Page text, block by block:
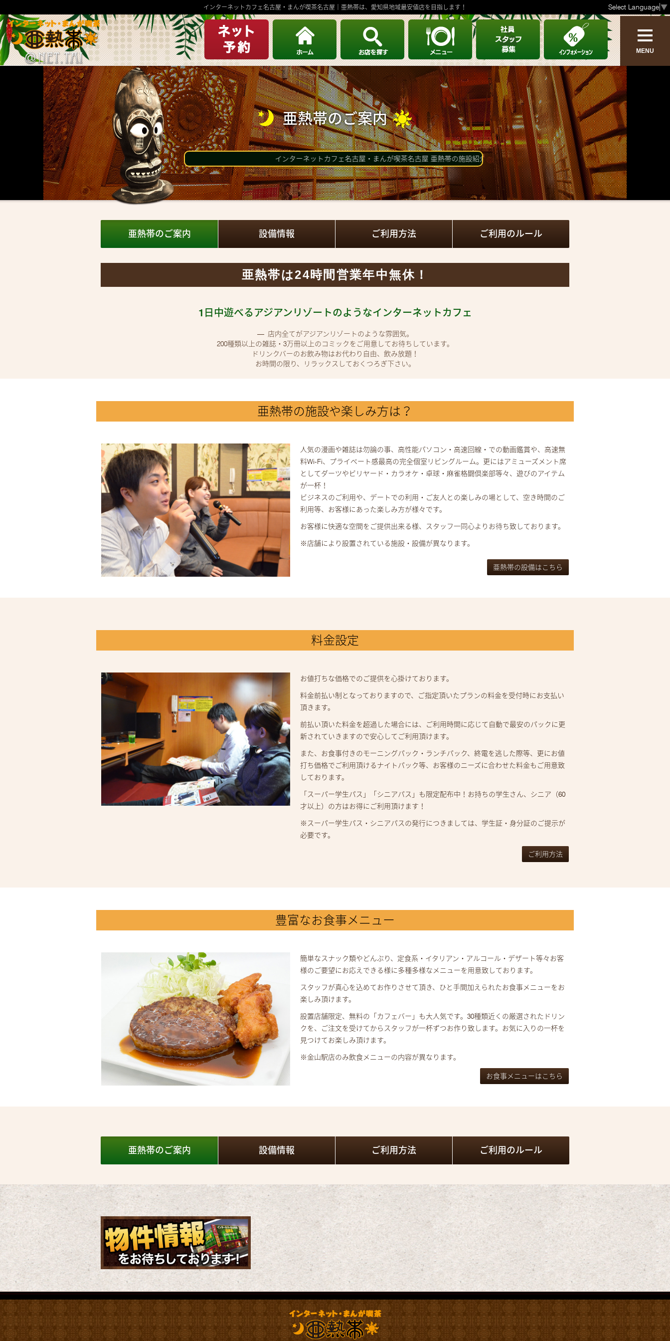
Select Language▼
インターネットカフェ名古屋・まんが喫茶名古屋｜亜熱帯は、愛知県地域最安値店を目指します！
MENU
INFORMATION
社員・アルバイト募集
お知らせ
MENU
モーニング・ランチメニュ
ー
グランドメニュー
ゲームリスト
STORE - AREA LIST
名古屋駅・伏見 栄・大須・金山
千種区 中川区・中村区
熱田区・南区・瑞穂区
守山区・名東区・天白区・
緑区
愛知 北・愛知 東 愛知 西・愛知 南
ABOUT
亜熱帯のご案内
設備情報
ご利用方法
ご利用のルール
OTHERS
オトクなクーポン
リクルート
物件情報募集
CM紹介
リンク
亜熱帯のご案内
インターネットカフェ名古屋・まんが喫茶名古屋 亜熱帯の施設紹介はこちらから。店内全てがアジアンリゾートのような雰囲気。お
亜熱帯のご案内 設備情報 ご利用方法 ご利用のルール
亜熱帯は24時間営業年中無休！
1日中遊べるアジアンリゾートのようなインターネットカフェ
店内全てがアジアンリゾートのような雰囲気。
200種類以上の雑誌・3万冊以上のコミックをご用意してお待ちしています。
ドリンクバーのお飲み物はお代わり自由、飲み放題！
お時間の限り、リラックスしておくつろぎ下さい。
亜熱帯の施設や楽しみ方は？
人気の漫画や雑誌は勿論の事、高性能パソコン・高速回線・での動画鑑賞や、高速無
料Wi-Fi、プライベート感最高の完全個室リビングルーム。更にはアミューズメント席
としてダーツやビリヤード・カラオケ・卓球・麻雀格闘倶楽部等々、遊びのアイテム
が一杯！
ビジネスのご利用や、デートでの利用・ご友人との楽しみの場として、空き時間のご
利用等、お客様にあった楽しみ方が様々です。
お客様に快適な空間をご提供出来る様、スタッフ一同心よりお待ち致しております。
※店舗により設置されている施設・設備が異なります。
亜熱帯の設備はこちら
料金設定
お値打ちな価格でのご提供を心掛けております。
料金前払い制となっておりますので、ご指定頂いたプランの料金を受付時にお支払い
頂きます。
前払い頂いた料金を超過した場合には、ご利用時間に応じて自動で最安のパックに更
新されていきますので安心してご利用頂けます。
また、お食事付きのモーニングパック・ランチパック、終電を逃した際等、更にお値
打ち価格でご利用頂けるナイトパック等、お客様のニーズに合わせた料金もご用意致
しております。
「スーパー学生パス」「シニアパス」も限定配布中！お持ちの学生さん、シニア（60
才以上）の方はお得にご利用頂けます！
※スーパー学生パス・シニアパスの発行につきましては、学生証・身分証のご提示が
必要です。
ご利用方法
豊富なお食事メニュー
簡単なスナック類やどんぶり、定食系・イタリアン・アルコール・デザート等々お客
様のご要望にお応えできる様に多種多様なメニューを用意致しております。
スタッフが真心を込めてお作りさせて頂き、ひと手間加えられたお食事メニューをお
楽しみ頂けます。
設置店舗限定、無料の「カフェバー」も大人気です。30種類近くの厳選されたドリン
クを、ご注文を受けてからスタッフが一杯ずつお作り致します。お気に入りの一杯を
見つけてお楽しみ頂けます。
※金山駅店のみ飲食メニューの内容が異なります。
お食事メニューはこちら
亜熱帯のご案内 設備情報 ご利用方法 ご利用のルール